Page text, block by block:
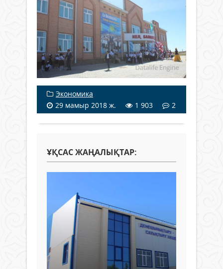
Экономика
29 мамыр 2018 ж.
1 903 2
ҰҚСАС ЖАҢАЛЫҚТАР: